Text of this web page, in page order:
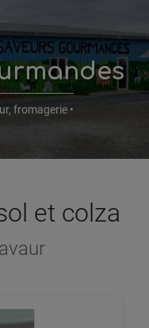
fromagerie •
et colza